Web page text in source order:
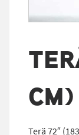
Terä 72″